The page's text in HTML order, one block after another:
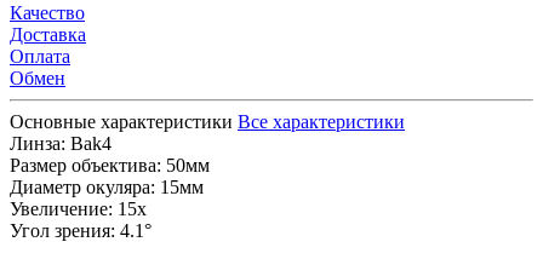
Качество
Доставка
Оплата
Обмен
Основные характеристики Все характеристики
Линза: Bak4
Размер объектива: 50мм
Диаметр окуляра: 15мм
Увеличение: 15x
Угол зрения: 4.1°